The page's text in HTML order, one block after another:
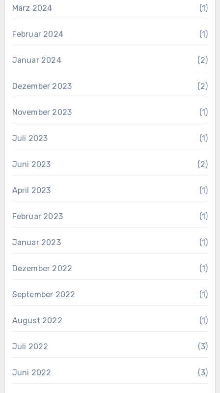
März 2024 (1)
Februar 2024 (1)
Januar 2024 (2)
Dezember 2023 (2)
November 2023 (1)
Juli 2023 (1)
Juni 2023 (2)
April 2023 (1)
Februar 2023 (1)
Januar 2023 (1)
Dezember 2022 (1)
September 2022 (1)
August 2022 (1)
Juli 2022 (3)
Juni 2022 (3)